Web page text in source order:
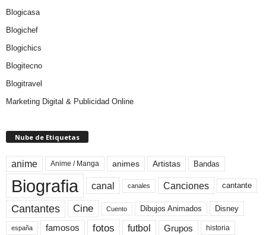
Blogicasa
Blogichef
Blogichics
Blogitecno
Blogitravel
Marketing Digital & Publicidad Online
Nube de Etiquetas
anime Anime / Manga animes Artistas Bandas
Biografia canal canales Canciones cantante
Cantantes Cine Cuento Dibujos Animados Disney
españa famosos fotos futbol Grupos historia